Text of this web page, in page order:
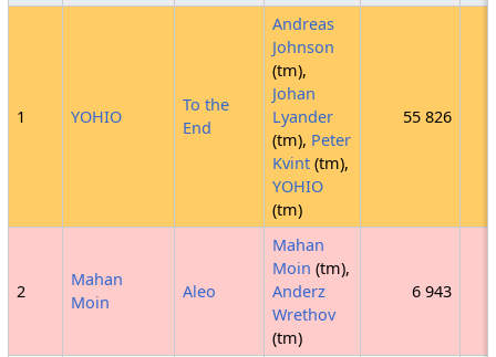
1 YOHIO
To the
End
Andreas
Johnson
(tm),
Johan
Lyander
(tm), Peter
Kvint (tm),
YOHIO
(tm)
55 826
2
Mahan
Moin
Aleo
Mahan
Moin (tm),
Anderz
Wrethov
(tm)
6 943